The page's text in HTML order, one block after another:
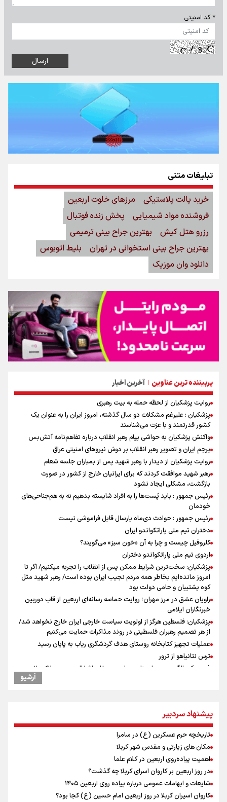
* کد امنیتی
پربیننده ترین عناوین | آخرین اخبار
روایت پزشکیان از لحظه حمله به بیت رهبری
پزشکیان : علیرغم مشکلات دو سال گذشته، امروز ایران را به عنوان یک
کشور قدرتمند و با عزت می‌شناسند
واکنش پزشکیان به حواشی پیام رهبر انقلاب درباره تفاهم‌نامه آتش‌بس
پرچم ایران و تصویر رهبر انقلاب بر دوش نیروهای امنیتی عراق
روایت پزشکیان از دیدار با رهبر شهید پس از بمباران جلسه شعام
رهبر شهید موافقت کردند که برای ایرانیان خارج از کشور در صورت
بازگشت، مشکلی ایجاد نشود
رئیس جمهور : باید پُست‌ها را به افراد شایسته بدهیم نه به هم‌جناحی‌های
خودمان
رئیس جمهور : حوادث دی‌ماه پارسال قابل فراموشی نیست
دختران تیم ملی پاراتکواندو ایران
کلروفیل چیست و چرا به آن «خون سبز» می‌گویند؟
اردوی تیم ملی پاراتکواندو دختران
پزشکیان: سخت‌ترین شرایط ممکن پس از انقلاب را تجربه میکنیم/ اگر تا
امروز مانده‌ایم بخاطر همه‌ مردم نجیب ایران بوده است/ رهبر شهید مثل
کوه پشتیبان و حامی دولت بود
راویان عشق در مرز مهران؛ روایت حماسه‌ رسانه‌ای اربعین از قاب دوربین
خبرنگاران ایلامی
پزشکیان: فلسطین هرگز از اولویت سیاست خارجی ایران خارج نخواهد شد/
از هر تصمیم رهبران فلسطینی در روند مذاکرات حمایت می‌کنیم
عملیات تجهیز کتابخانه روستای هدف گردشگری ریاب به پایان رسید
ترس نتانیاهو از ترور
فرود یک بالگرد در بیمارستان رمبام در حیفای اشغالی در پی هلاکت ۲
بازگشت روان دو میلیون و هشتصد هزار زائر اربعین از مرزهای شش‌گانه
زائران اربعین حسینی در مرز تمرچین
توسعه انرژی خورشیدی؛ نیازمند اعتمادسازی
ایران آقای بلامنازع تنگه هرمز
وزیر خارجه مصر: رژیم اسراییل بدون تامین حقوق مشروع مردم فلسطین
امنیت نخواهد داشت
فیدان: حماس به تعهدات خود عمل کرد، امّا اسرائیل برنامه‌ای برای صلح
ندارد
آرشیو
پیشنهاد سردبیر
تاریخچه حرم عسکرین (ع) در سامرا
مکان های زیارتی و مقدس شهر کربلا
اهمیت پیاده‌روی اربعین در کلام علما
در روز اربعین بر کاروان اسرای کربلا چه گذشت؟
شایعات و ابهامات عمومی درباره پیاده روی اربعین ۱۴۰۵
کاروان اسیران کربلا در روز اربعین امام حسین (ع) کجا بود؟
تبلیغات متنی
خرید پالت پلاستیکی
مرزهای خلوت اربعین
فروشنده مواد شیمیایی
پخش زنده فوتبال
رزرو هتل کیش
بهترین جراح بینی ترمیمی
بهترین جراح بینی استخوانی در تهران
بلیط اتوبوس
دانلود وان موزیک